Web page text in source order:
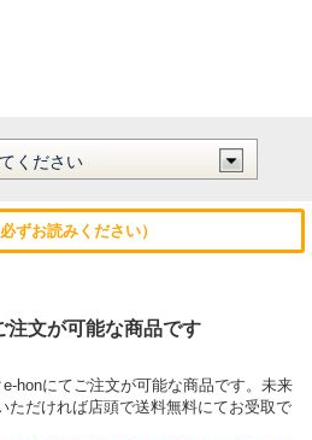
ずお読みください）
注文が可能な商品です
honにてご注文が可能な商品です。未来
ただければ店頭で送料無料にてお受取で